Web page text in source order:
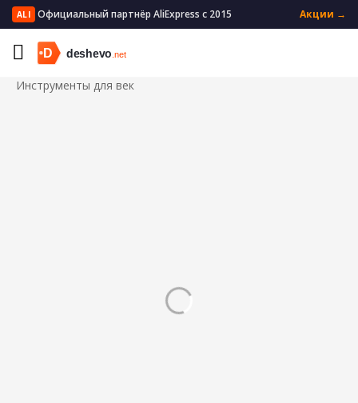
ALI Официальный партнёр AliExpress с 2015 Акции →
Главная Красота и здоровье
Инструменты и аксессуары для макияжа
Инструменты для век